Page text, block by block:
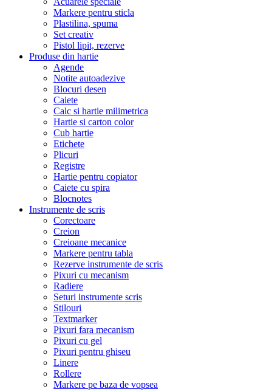
Markere pentru sticla
Plastilina, spuma
Set creativ
Pistol lipit, rezerve
Produse din hartie
Agende
Notite autoadezive
Blocuri desen
Caiete
Calc si hartie milimetrica
Hartie si carton color
Cub hartie
Etichete
Plicuri
Registre
Hartie pentru copiator
Caiete cu spira
Blocnotes
Instrumente de scris
Corectoare
Creion
Creioane mecanice
Markere pentru tabla
Rezerve instrumente de scris
Pixuri cu mecanism
Radiere
Seturi instrumente scris
Stilouri
Textmarker
Pixuri fara mecanism
Pixuri cu gel
Pixuri pentru ghiseu
Linere
Rollere
Markere pe baza de vopsea